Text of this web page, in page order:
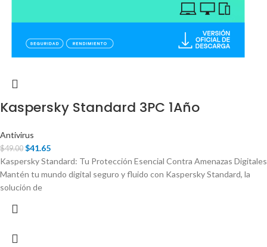
Kaspersky Standard 3PC 1Año
Antivirus
$49.00 $41.65
Kaspersky Standard: Tu Protección Esencial Contra Amenazas Digitales
Mantén tu mundo digital seguro y fluido con Kaspersky Standard, la
solución de